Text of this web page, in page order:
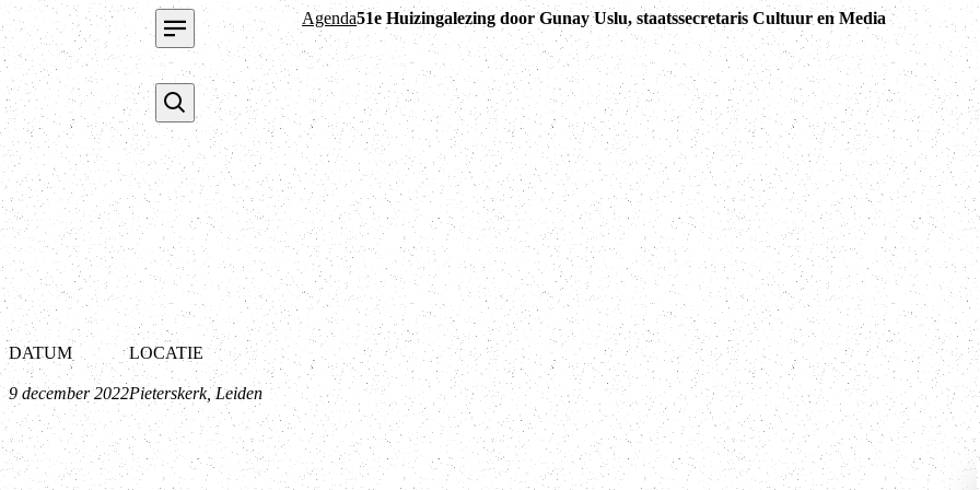
Agenda51e Huizingalezing door Gunay Uslu, staatssecretaris Cultuur en Media
DATUM
9 december 2022
LOCATIE
Pieterskerk, Leiden